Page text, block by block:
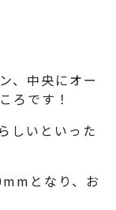
、中央にオー
ろです！
しいといった
となり、お